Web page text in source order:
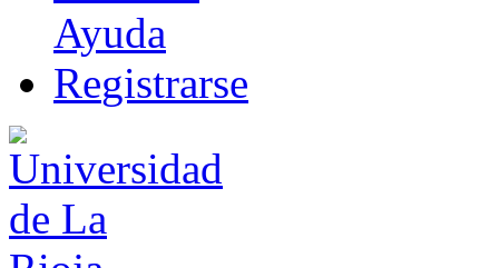
Ayuda
Registrarse